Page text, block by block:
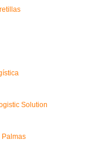
Solution
Palmas